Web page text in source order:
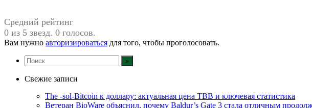
Средний рейтинг
0 из 5 звезд. 0 голосов.
Вам нужно авторизироваться для того, чтобы проголосовать.
Свежие записи
The -sol-Bitcoin к доллару: актуальная цена TBB и ключевая статистика
Ветеран BioWare объяснил, почему Baldur’s Gate 3 стала отличным